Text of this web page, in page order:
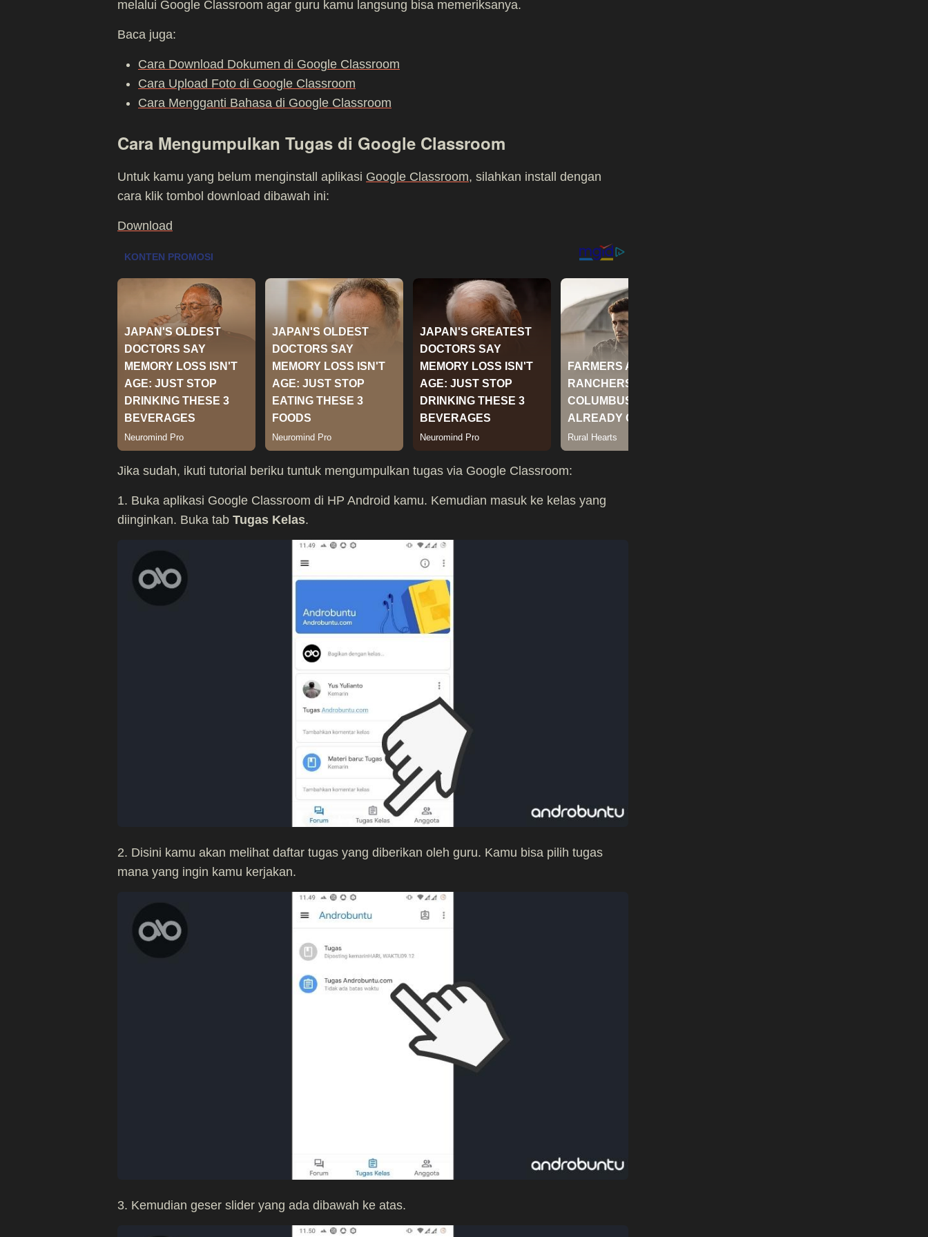
melalui Google Classroom agar guru kamu langsung bisa memeriksanya.
Baca juga:
Cara Download Dokumen di Google Classroom
Cara Upload Foto di Google Classroom
Cara Mengganti Bahasa di Google Classroom
Cara Mengumpulkan Tugas di Google Classroom
Untuk kamu yang belum menginstall aplikasi Google Classroom, silahkan install dengan
cara klik tombol download dibawah ini:
Download
Jika sudah, ikuti tutorial beriku tuntuk mengumpulkan tugas via Google Classroom:
1. Buka aplikasi Google Classroom di HP Android kamu. Kemudian masuk ke kelas yang
diinginkan. Buka tab Tugas Kelas.
2. Disini kamu akan melihat daftar tugas yang diberikan oleh guru. Kamu bisa pilih tugas
mana yang ingin kamu kerjakan.
3. Kemudian geser slider yang ada dibawah ke atas.